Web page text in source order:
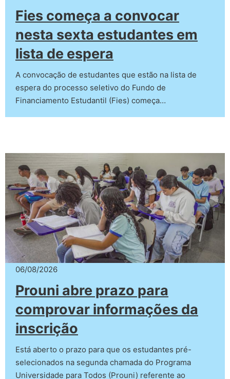
Fies começa a convocar
nesta sexta estudantes em
lista de espera
A convocação de estudantes que estão na lista de
espera do processo seletivo do Fundo de
Financiamento Estudantil (Fies) começa…
06/08/2026
Prouni abre prazo para
comprovar informações da
inscrição
Está aberto o prazo para que os estudantes pré-
selecionados na segunda chamada do Programa
Universidade para Todos (Prouni) referente ao